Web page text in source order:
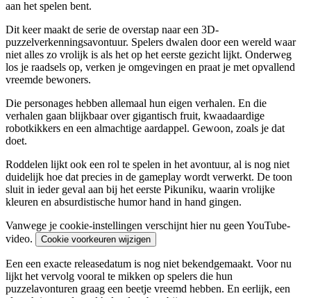
aan het spelen bent.
Dit keer maakt de serie de overstap naar een 3D-
puzzelverkenningsavontuur. Spelers dwalen door een wereld waar
niet alles zo vrolijk is als het op het eerste gezicht lijkt. Onderweg
los je raadsels op, verken je omgevingen en praat je met opvallend
vreemde bewoners.
Die personages hebben allemaal hun eigen verhalen. En die
verhalen gaan blijkbaar over gigantisch fruit, kwaadaardige
robotkikkers en een almachtige aardappel. Gewoon, zoals je dat
doet.
Roddelen lijkt ook een rol te spelen in het avontuur, al is nog niet
duidelijk hoe dat precies in de gameplay wordt verwerkt. De toon
sluit in ieder geval aan bij het eerste Pikuniku, waarin vrolijke
kleuren en absurdistische humor hand in hand gingen.
Vanwege je cookie-instellingen verschijnt hier nu geen YouTube-
video.
Cookie voorkeuren wijzigen
Een een exacte releasedatum is nog niet bekendgemaakt. Voor nu
lijkt het vervolg vooral te mikken op spelers die hun
puzzelavonturen graag een beetje vreemd hebben. En eerlijk, een